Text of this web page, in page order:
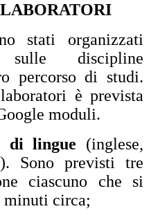
stati organizzati
discipline
percorso di studi.
è prevista
moduli.
di lingue (inglese,
Sono previsti tre
ciascuno che si
minuti circa;